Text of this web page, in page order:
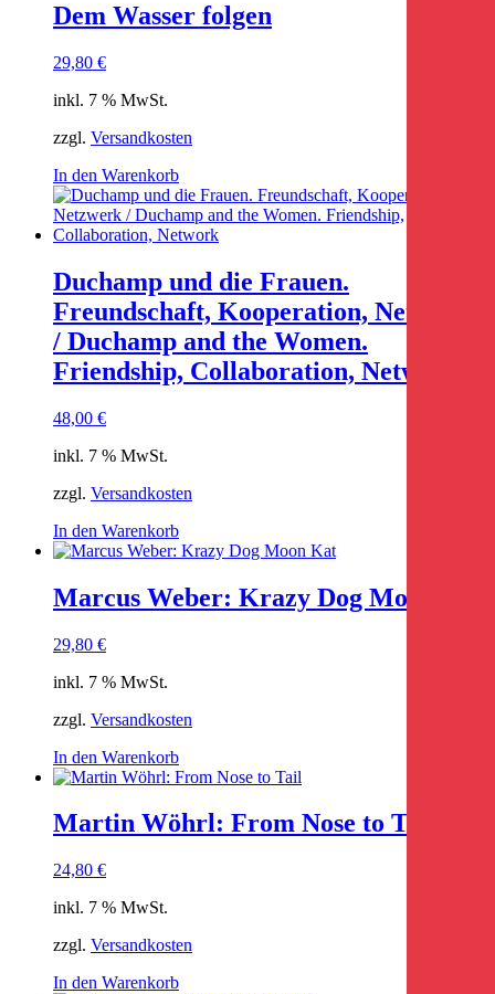
Dem Wasser folgen
29,80 €
inkl. 7 % MwSt.
zzgl. Versandkosten
In den Warenkorb
Duchamp und die Frauen.
Freundschaft, Kooperation, Netzwerk
/ Duchamp and the Women.
Friendship, Collaboration, Network
48,00 €
inkl. 7 % MwSt.
zzgl. Versandkosten
In den Warenkorb
Marcus Weber: Krazy Dog Moon Kat
29,80 €
inkl. 7 % MwSt.
zzgl. Versandkosten
In den Warenkorb
Martin Wöhrl: From Nose to Tail
24,80 €
inkl. 7 % MwSt.
zzgl. Versandkosten
In den Warenkorb